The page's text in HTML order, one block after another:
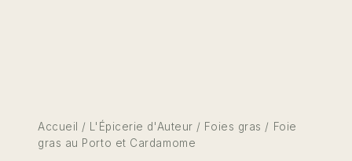
Accueil / L'Épicerie d'Auteur / Foies gras / Foie
gras au Porto et Cardamome